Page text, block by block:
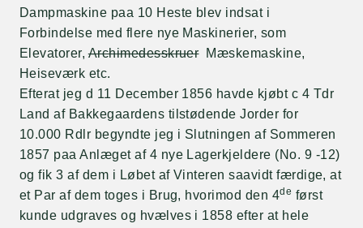
Dampmaskine paa 10 Heste blev indsat i
Forbindelse med flere nye Maskinerier, som
Elevatorer,ArchimedesskruerMæskemaskine,
Heiseværk etc.
Efterat jeg d 11 December 1856 havde kjøbt c 4 Tdr
Land af Bakkegaardens tilstødende Jorder for
10.000 Rdlr begyndte jeg i Slutningen af Sommeren
1857 paa Anlæget af 4 nye Lagerkjeldere (No. 9 -12)
og fik 3 af dem i Løbet af Vinteren saavidt færdige, at
et Par af dem toges i Brug, hvorimod den 4de først
kunde udgraves og hvælves i 1858 efter at hele